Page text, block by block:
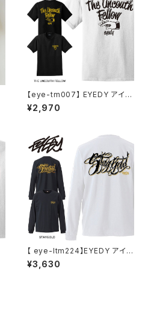
【eye-tm007】 EYEDY アイデ
ィー 大きいサイズ メンズ Tシャ
ツ 半袖 Tシャツ XL XXL XXXL
¥2,970
【 eye-ltm224】EYEDY アイデ
ィー 大きいサイズ メンズ ロング
Tシャツ STAY GOLD ロンT
¥3,630